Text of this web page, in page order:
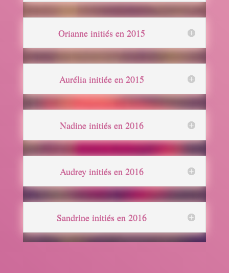
Orianne initiés en 2015
Aurélia initiée en 2015
Nadine initiés en 2016
Audrey initiés en 2016
Sandrine initiés en 2016